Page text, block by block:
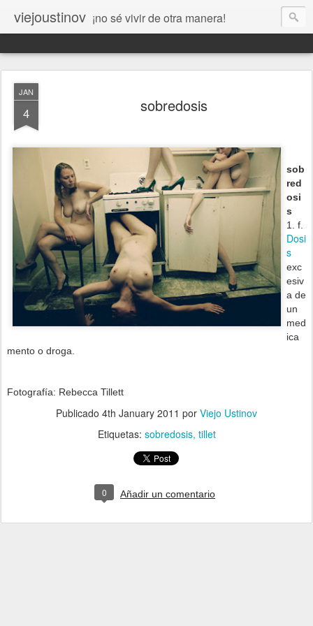
viejoustinov ¡no sé vivir de otra manera!
JAN
4 sobredosis
sob
red
osi
s
1. f.
Dosi
s
exc
esiv
a de
un
med
ica
mento o droga.
Fotografía: Rebecca Tillett
Publicado 4th January 2011 por Viejo Ustinov
Etiquetas: sobredosis tillet
0 Añadir un comentario